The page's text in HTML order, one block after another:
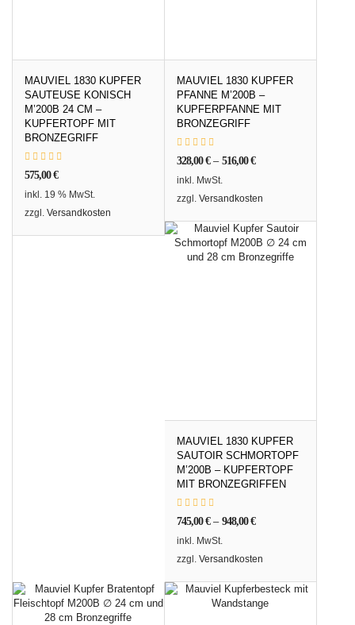
MAUVIEL 1830 KUPFER
SAUTEUSE KONISCH
M’200B 24 CM –
KUPFERTOPF MIT
BRONZEGRIFF
575,00€
inkl. 19 % MwSt.
zzgl. Versandkosten
MAUVIEL 1830 KUPFER
PFANNE M’200B –
KUPFERPFANNE MIT
BRONZEGRIFF
328,00€– 516,00€
inkl. MwSt.
zzgl. Versandkosten
MAUVIEL 1830 KUPFER
SAUTOIR SCHMORTOPF
M’200B – KUPFERTOPF
MIT BRONZEGRIFFEN
745,00€– 948,00€
inkl. MwSt.
zzgl. Versandkosten